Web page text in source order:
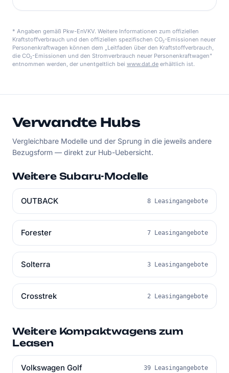
* Angaben gemäß Pkw-EnVKV. Weitere Informationen zum offiziellen
Kraftstoffverbrauch und den offiziellen spezifischen CO₂-Emissionen neuer
Personenkraftwagen können dem „Leitfaden über den Kraftstoffverbrauch,
die CO₂-Emissionen und den Stromverbrauch neuer Personenkraftwagen"
entnommen werden, der unentgeltlich bei www.dat.de erhältlich ist.
Verwandte Hubs
Vergleichbare Modelle und der Sprung in die jeweils andere
Bezugsform — direkt zur Hub-Uebersicht.
Weitere Subaru-Modelle
OUTBACK 8 Leasingangebote
Forester 7 Leasingangebote
Solterra 3 Leasingangebote
Crosstrek 2 Leasingangebote
Weitere Kompaktwagens zum
Leasen
Volkswagen Golf 39 Leasingangebote